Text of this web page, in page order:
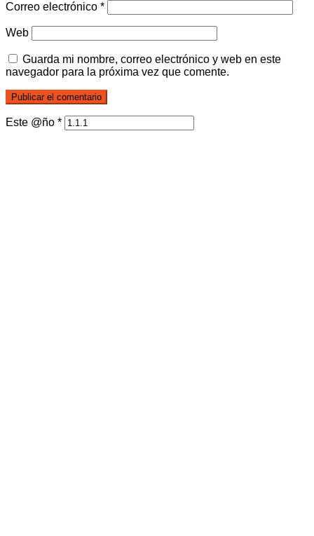
Correo electrónico *
Web
Guarda mi nombre, correo electrónico y web en este
navegador para la próxima vez que comente.
Este @ño *